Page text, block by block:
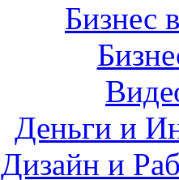
Бизнес
Деньги и
Дизайн и